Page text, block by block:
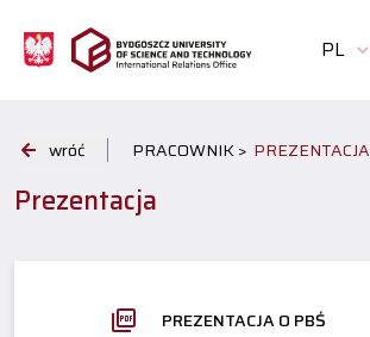
PL
wróć PRACOWNIK > PREZENTACJA
Prezentacja
PREZENTACJA O PBŚ